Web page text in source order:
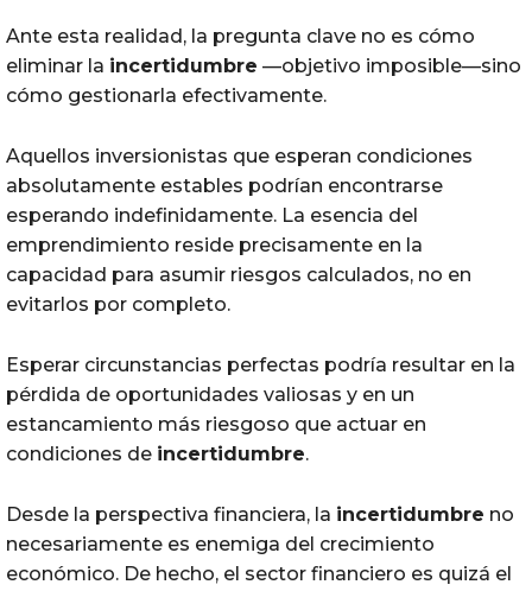
Ante esta realidad, la pregunta clave no es cómo
eliminar la incertidumbre —objetivo imposible—sino
cómo gestionarla efectivamente.
Aquellos inversionistas que esperan condiciones
absolutamente estables podrían encontrarse
esperando indefinidamente. La esencia del
emprendimiento reside precisamente en la
capacidad para asumir riesgos calculados, no en
evitarlos por completo.
Esperar circunstancias perfectas podría resultar en la
pérdida de oportunidades valiosas y en un
estancamiento más riesgoso que actuar en
condiciones de incertidumbre.
Desde la perspectiva financiera, la incertidumbre no
necesariamente es enemiga del crecimiento
económico. De hecho, el sector financiero es quizá el